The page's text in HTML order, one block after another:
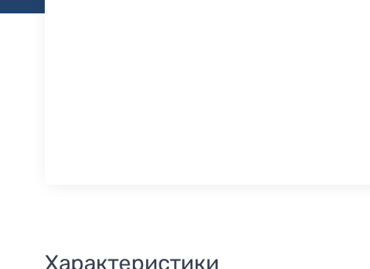
Характеристики